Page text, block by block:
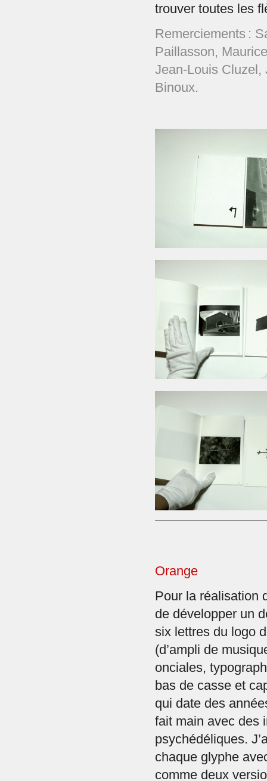
trouver toutes les
Remerciements :
Paillasson,
Jean-Louis Cluzel,
Binoux.
Orange
Pour la réalisation
de développer un
six lettres du logo
(d’ampli de
onciales,
bas de casse et
qui date des
fait main avec des
psychédéliques.
chaque glyphe
comme deux